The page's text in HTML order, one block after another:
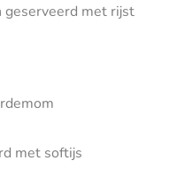
met rijst
met softijs